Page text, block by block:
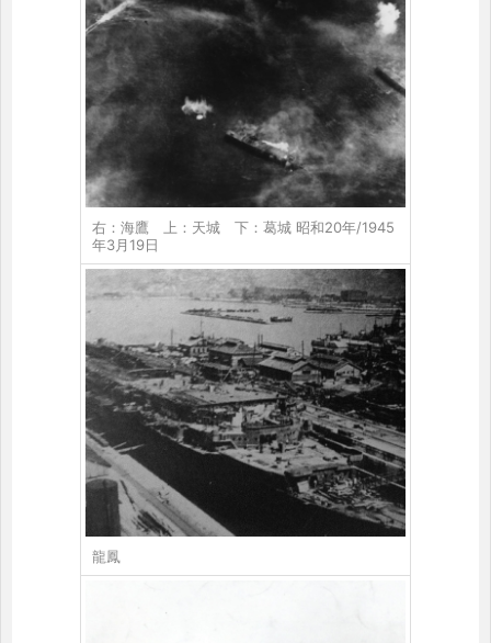
右：海鷹 上：天城 下：葛城 昭和20年/1945
年3月19日
龍鳳